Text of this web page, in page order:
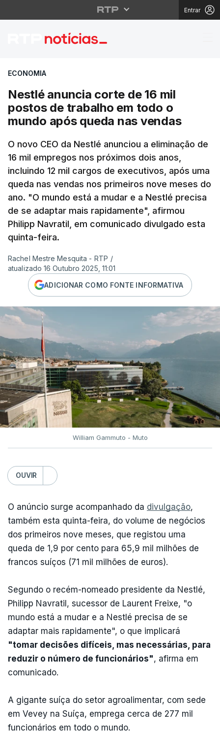
Entrar
Nestlé anuncia corte
ECONOMIA
Nestlé anuncia corte de 16 mil
postos de trabalho em todo o
mundo após queda nas vendas
O novo CEO da Nestlé anunciou a eliminação de
16 mil empregos nos próximos dois anos,
incluindo 12 mil cargos de executivos, após uma
queda nas vendas nos primeiros nove meses do
ano. "O mundo está a mudar e a Nestlé precisa
de se adaptar mais rapidamente", afirmou
Philipp Navratil, em comunicado divulgado esta
quinta-feira.
Rachel Mestre Mesquita - RTP /
atualizado 16 Outubro 2025, 11:01
ADICIONAR COMO FONTE INFORMATIVA
William Gammuto - Muto
OUVIR
O anúncio surge acompanhado da divulgação,
também esta quinta-feira, do volume de negócios
dos primeiros nove meses, que registou uma
queda de 1,9 por cento para 65,9 mil milhões de
francos suíços (71 mil milhões de euros).
Segundo o recém-nomeado presidente da Nestlé,
Philipp Navratil, sucessor de Laurent Freixe, "o
mundo está a mudar e a Nestlé precisa de se
adaptar mais rapidamente", o que implicará
"tomar decisões difíceis, mas necessárias, para
reduzir o número de funcionários", afirma em
comunicado.
A gigante suíça do setor agroalimentar, com sede
em Vevey na Suíça, emprega cerca de 277 mil
funcionários em todo o mundo.